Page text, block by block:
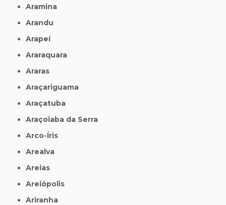
Aramina
Arandu
Arapeí
Araraquara
Araras
Araçariguama
Araçatuba
Araçoiaba da Serra
Arco-Íris
Arealva
Areias
Areiópolis
Ariranha